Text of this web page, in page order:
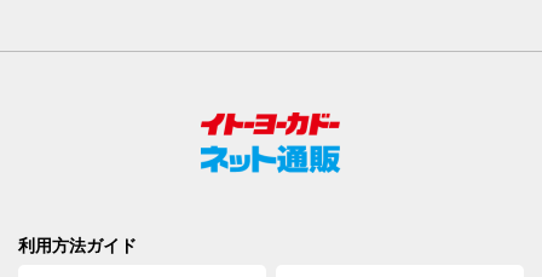
利用方法ガイド